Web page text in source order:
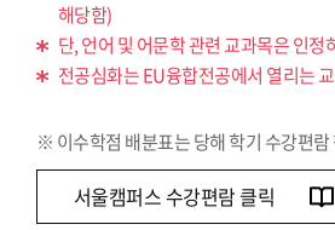
해당함)
단, 언어 및 어문학 관련 교과목은 인정
전공심화는 EU융합전공에서 열리는
※ 이수학점 배분표는 당해 학기 수강편람
서울캠퍼스 수강편람 클릭